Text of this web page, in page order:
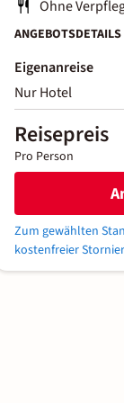
Ohne
ANGEBOTSDETAILS
Eigenanreise
Nur Hotel
Reisepreis
Pro Person
Zum gewählten
kostenfreier